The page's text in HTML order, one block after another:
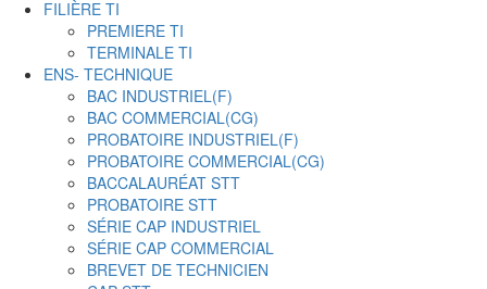
FILIÈRE TI
PREMIERE TI
TERMINALE TI
ENS- TECHNIQUE
BAC INDUSTRIEL(F)
BAC COMMERCIAL(CG)
PROBATOIRE INDUSTRIEL(F)
PROBATOIRE COMMERCIAL(CG)
BACCALAURÉAT STT
PROBATOIRE STT
SÉRIE CAP INDUSTRIEL
SÉRIE CAP COMMERCIAL
BREVET DE TECHNICIEN